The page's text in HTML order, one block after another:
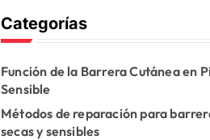
c
h
o
r
:
Categorías
Función de la Barrera Cutánea en
Sensible
Métodos de reparación para
secas y sensibles